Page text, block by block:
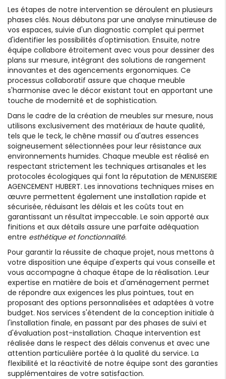
Les étapes de notre intervention se déroulent en plusieurs
phases clés. Nous débutons par une analyse minutieuse de
vos espaces, suivie d'un diagnostic complet qui permet
d'identifier les possibilités d'optimisation. Ensuite, notre
équipe collabore étroitement avec vous pour dessiner des
plans sur mesure, intégrant des solutions de rangement
innovantes et des agencements ergonomiques. Ce
processus collaboratif assure que chaque meuble
s'harmonise avec le décor existant tout en apportant une
touche de modernité et de sophistication.
Dans le cadre de la création de meubles sur mesure, nous
utilisons exclusivement des matériaux de haute qualité,
tels que le teck, le chêne massif ou d'autres essences
soigneusement sélectionnées pour leur résistance aux
environnements humides. Chaque meuble est réalisé en
respectant strictement les techniques artisanales et les
protocoles écologiques qui font la réputation de MENUISERIE
AGENCEMENT HUBERT. Les innovations techniques mises en
œuvre permettent également une installation rapide et
sécurisée, réduisant les délais et les coûts tout en
garantissant un résultat impeccable. Le soin apporté aux
finitions et aux détails assure une parfaite adéquation
entre esthétique et fonctionnalité.
Pour garantir la réussite de chaque projet, nous mettons à
votre disposition une équipe d'experts qui vous conseille et
vous accompagne à chaque étape de la réalisation. Leur
expertise en matière de bois et d'aménagement permet
de répondre aux exigences les plus pointues, tout en
proposant des options personnalisées et adaptées à votre
budget. Nos services s'étendent de la conception initiale à
l'installation finale, en passant par des phases de suivi et
d'évaluation post-installation. Chaque intervention est
réalisée dans le respect des délais convenus et avec une
attention particulière portée à la qualité du service. La
flexibilité et la réactivité de notre équipe sont des garanties
supplémentaires de votre satisfaction.